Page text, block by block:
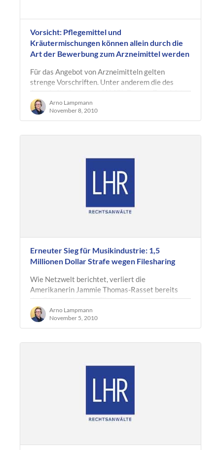
Vorsicht: Pflegemittel und
Kräutermischungen können allein durch die
Art der Bewerbung zum Arzneimittel werden
Für das Angebot von Arzneimitteln gelten
strenge Vorschriften. Unter anderem die des
Arzneimittelgesetzes (AMG). Dessen Zweck ist
es gem. § 1 AMG im Interesse einer…
Arno Lampmann
November 8, 2010
Erneuter Sieg für Musikindustrie: 1,5
Millionen Dollar Strafe wegen Filesharing
Wie Netzwelt berichtet, verliert die
Amerikanerin Jammie Thomas-Rasset bereits
das Ditte Mal wegen Filsharing vor einem US-
Gericht. Dieses Mal wurde sie zu einer Strafe in…
Arno Lampmann
November 5, 2010